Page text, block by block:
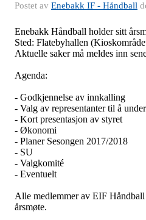
Postet av Enebakk IF - Håndball
Enebakk Håndball holder sitt
Sted: Flatebyhallen
Aktuelle saker må meldes inn
Agenda:
- Godkjennelse av innkalling
- Valg av representanter til å
- Kort presentasjon av styret
- Økonomi
- Planer Sesongen 2017/2018
- SU
- Valgkomité
- Eventuelt
Alle medlemmer av EIF Håndball
årsmøte.